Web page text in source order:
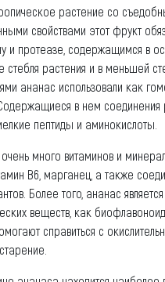
растение со
свойствами этот фрукт
и протеазе, содержащимся в
стебля растения и в меньшей
ананас использовали как
в нем соединения
пептиды и аминокислоты.
много витаминов и
В6, марганец, а также
Более того, ананас
веществ, как
справиться с